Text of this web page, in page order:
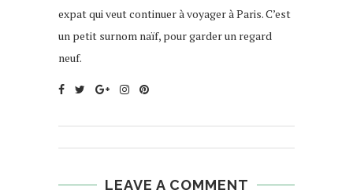
expat qui veut continuer à voyager à Paris. C’est
un petit surnom naïf, pour garder un regard
neuf.
LEAVE A COMMENT